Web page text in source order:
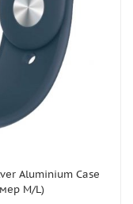
Aluminium Case
M/L)